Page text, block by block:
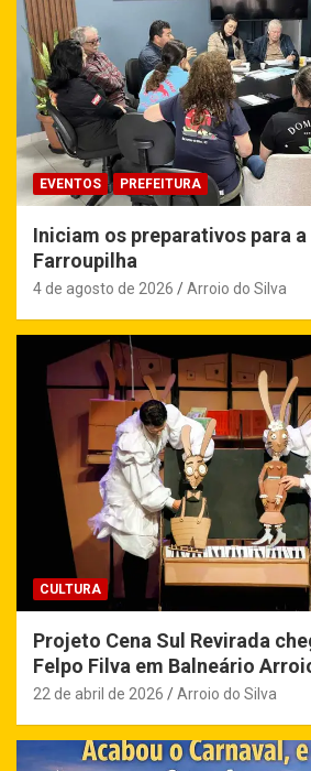
EVENTOS PREFEITURA
Iniciam os preparativos para a
Farroupilha
4 de agosto de 2026 Arroio do Silva
CULTURA
Projeto Cena Sul Revirada
Felpo Filva em Balneário
22 de abril de 2026 Arroio do Silva